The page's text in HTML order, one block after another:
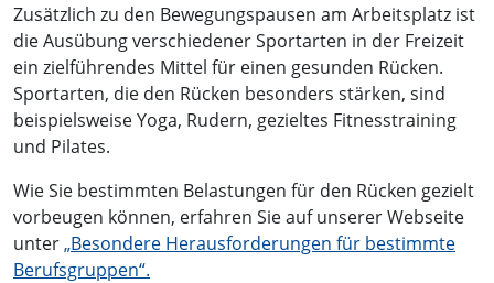
Zusätzlich zu den Bewegungspausen am Arbeitsplatz ist
die Ausübung verschiedener Sportarten in der Freizeit
ein zielführendes Mittel für einen gesunden Rücken.
Sportarten, die den Rücken besonders stärken, sind
beispielsweise Yoga, Rudern, gezieltes Fitnesstraining
und Pilates.
Wie Sie bestimmten Belastungen für den Rücken gezielt
vorbeugen können, erfahren Sie auf unserer Webseite
unter„Besondere Herausforderungen für bestimmte
Berufsgruppen“.